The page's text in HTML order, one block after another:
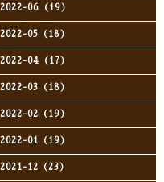
2022-06（19）
2022-05（18）
2022-04（17）
2022-03（18）
2022-02（19）
2022-01（19）
2021-12（23）